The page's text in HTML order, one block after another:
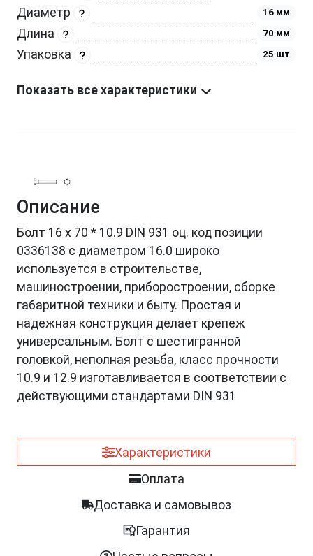
Диаметр 16 мм
Длина 70 мм
Упаковка 25 шт
Показать все характеристики
Описание
Болт 16 х 70 * 10.9 DIN 931 оц. код позиции
0336138 с диаметром 16.0 широко
используется в строительстве,
машиностроении, приборостроении, сборке
габаритной техники и быту. Простая и
надежная конструкция делает крепеж
универсальным. Болт с шестигранной
головкой, неполная резьба, класс прочности
10.9 и 12.9 изготавливается в соответствии с
действующими стандартами DIN 931
Характеристики
Оплата
Доставка и самовывоз
Гарантия